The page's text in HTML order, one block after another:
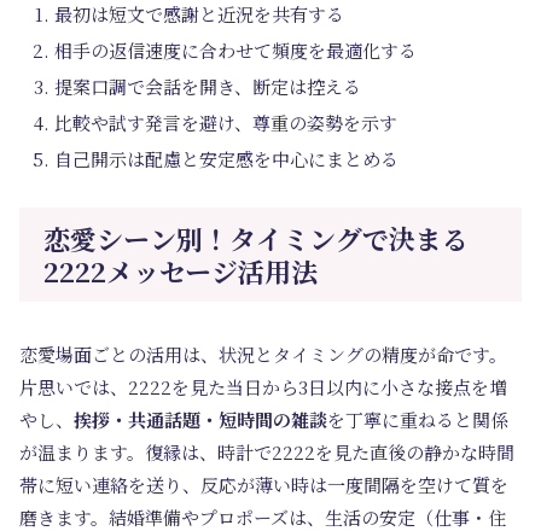
最初は短文で感謝と近況を共有する
相手の返信速度に合わせて頻度を最適化する
提案口調で会話を開き、断定は控える
比較や試す発言を避け、尊重の姿勢を示す
自己開示は配慮と安定感を中心にまとめる
恋愛シーン別！タイミングで決まる
2222メッセージ活用法
恋愛場面ごとの活用は、状況とタイミングの精度が命です。
片思いでは、2222を見た当日から3日以内に小さな接点を増
やし、 挨拶・共通話題・短時間の雑談を丁寧に重ねると関係
が温まります。復縁は、時計で2222を見た直後の静かな時間
帯に短い連絡を送り、反応が薄い時は一度間隔を空けて質を
磨きます。結婚準備やプロポーズは、生活の安定（仕事・住